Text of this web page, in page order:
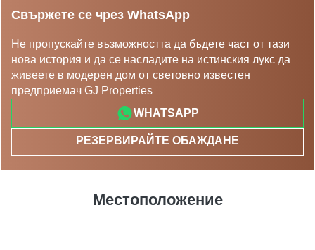
Свържете се чрез WhatsApp
Не пропускайте възможността да бъдете част от тази
нова история и да се насладите на истинския лукс да
живеете в модерен дом от световно известен
предприемач GJ Properties
WHATSAPP
РЕЗЕРВИРАЙТЕ ОБАЖДАНЕ
Местоположение